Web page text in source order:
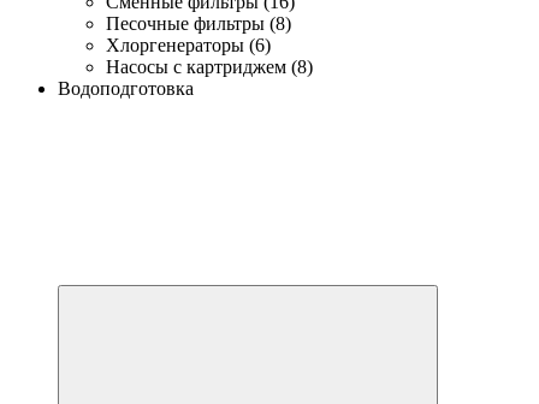
Песочные фильтры (8)
Хлоргенераторы (6)
Насосы с картриджем (8)
Водоподготовка